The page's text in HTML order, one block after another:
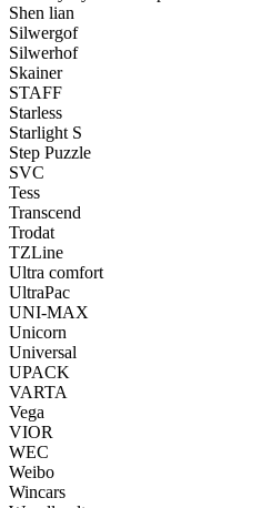
Shen lian
Silwergof
Silwerhof
Skainer
STAFF
Starless
Starlight S
Step Puzzle
SVC
Tess
Transcend
Trodat
TZLine
Ultra comfort
UltraPac
UNI-MAX
Unicorn
Universal
UPACK
VARTA
Vega
VIOR
WEC
Weibo
Wincars